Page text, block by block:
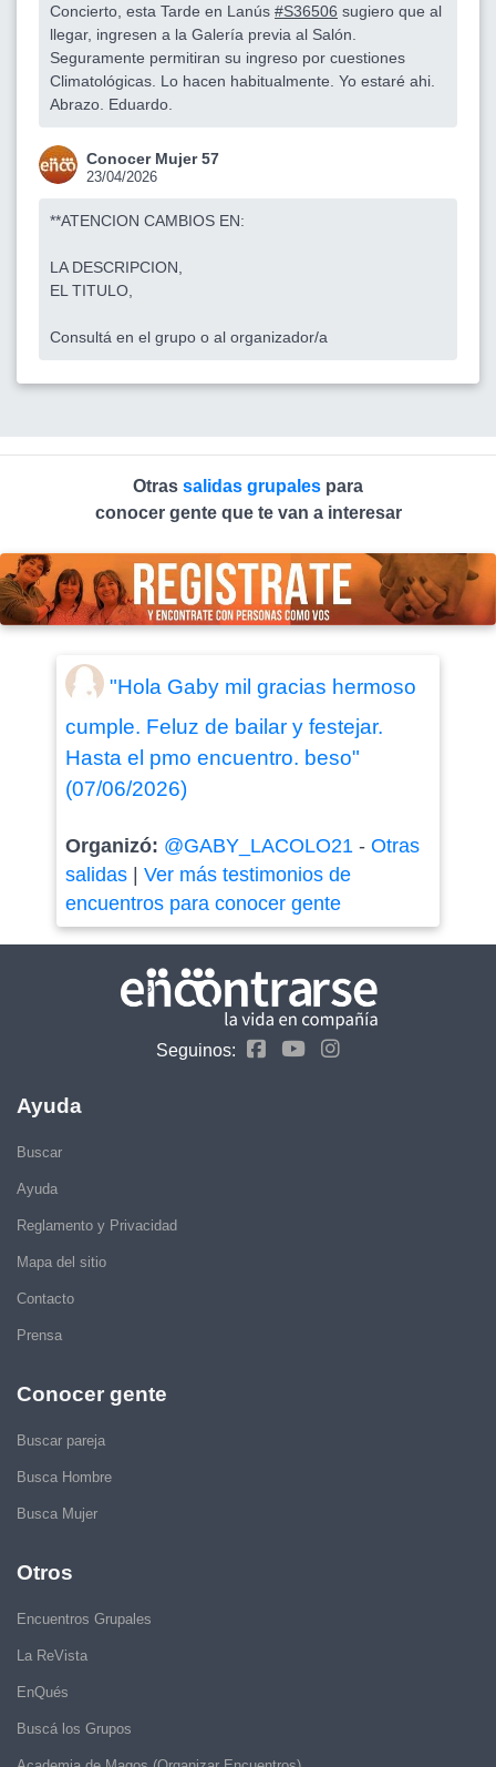
Concierto, esta Tarde en Lanús #S36506 sugiero que al
llegar, ingresen a la Galería previa al Salón.
Seguramente permitiran su ingreso por cuestiones
Climatológicas. Lo hacen habitualmente. Yo estaré ahi.
Abrazo. Eduardo.
Conocer Mujer 57
23/04/2026
**ATENCION CAMBIOS EN:
LA DESCRIPCION,
EL TITULO,
Consultá en el grupo o al organizador/a
Otras salidas grupales para
conocer gente que te van a interesar
"Hola Gaby mil gracias hermoso
cumple. Feluz de bailar y festejar.
Hasta el pmo encuentro. beso"
(07/06/2026)
Organizó: @GABY_LACOLO21- Otras
salidas| Ver más testimonios de
encuentros para conocer gente
Seguinos:
Ayuda
Buscar
Ayuda
Reglamento y Privacidad
Mapa del sitio
Contacto
Prensa
Conocer gente
Buscar pareja
Busca Hombre
Busca Mujer
Otros
Encuentros Grupales
La ReVista
EnQués
Buscá los Grupos